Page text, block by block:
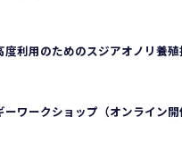
利用のためのスジアオノリ養
ワークショップ（オンライン